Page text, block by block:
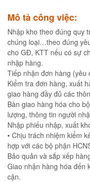
Mô tả công việc:
Nhập kho theo đúng quy
chúng loại…theo đúng
cho GĐ, KTT nếu có sự
nhập hàng.
Tiếp nhận đơn hàng (yêu
Kiểm tra đơn hàng, xuất
giao hàng đầy đủ các
Bàn giao hàng hóa cho
lượng, thông tin người
Nhập phiếu nhập, xuất
• Chịu trách nhiệm kiểm
hợp với các bộ phận
Bảo quản và sắp xếp
Giao nhận hàng hóa đến
cận.